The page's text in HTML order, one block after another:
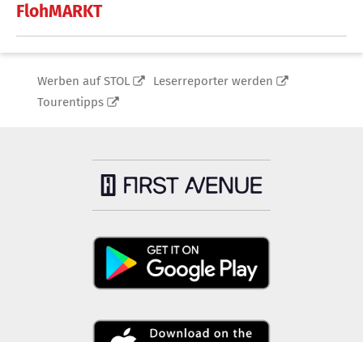
FlohMARKT
Werben auf STOL
Leserreporter werden
Tourentipps